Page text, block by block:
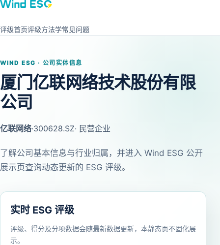
评级首页评级方法学常见问题
WIND ESG · 公司实体信息
厦门亿联网络技术股份有限
公司
亿联网络·300628.SZ· 民营企业
了解公司基本信息与行业归属，并进入 Wind ESG 公开
展示页查询动态更新的 ESG 评级。
实时 ESG 评级
评级、得分及分项数据会随最新数据更新，本静态页不固化展
示。